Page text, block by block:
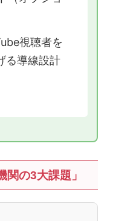
視聴者を
る導線設計
関の3大課題」